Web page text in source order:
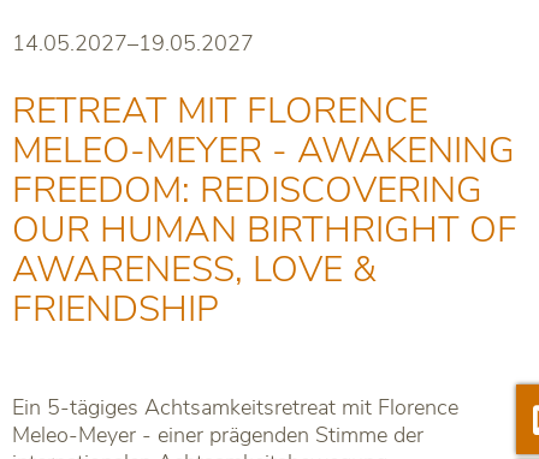
14.05.2027–19.05.2027
RETREAT MIT FLORENCE
MELEO-MEYER - AWAKENING
FREEDOM: REDISCOVERING
OUR HUMAN BIRTHRIGHT OF
AWARENESS, LOVE &
FRIENDSHIP
Ein 5-tägiges Achtsamkeitsretreat mit Florence
Meleo-Meyer - einer prägenden Stimme der